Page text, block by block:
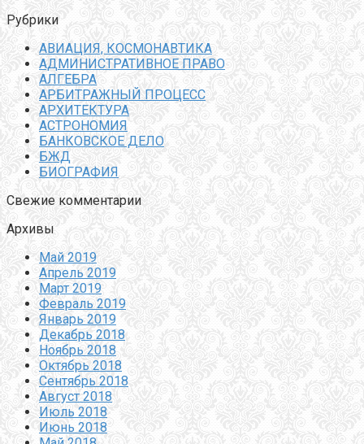
Рубрики
АВИАЦИЯ, КОСМОНАВТИКА
АДМИНИСТРАТИВНОЕ ПРАВО
АЛГЕБРА
АРБИТРАЖНЫЙ ПРОЦЕСС
АРХИТЕКТУРА
АСТРОНОМИЯ
БАНКОВСКОЕ ДЕЛО
БЖД
БИОГРАФИЯ
Свежие комментарии
Архивы
Май 2019
Апрель 2019
Март 2019
Февраль 2019
Январь 2019
Декабрь 2018
Ноябрь 2018
Октябрь 2018
Сентябрь 2018
Август 2018
Июль 2018
Июнь 2018